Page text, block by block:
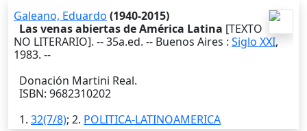
Galeano, Eduardo (1940-2015)
Las venas abiertas de América Latina [TEXTO
NO LITERARIO]. --35a.ed. -- Buenos Aires : Siglo XXI,
1983. --
Donación Martini Real.
ISBN: 9682310202
1. 32(7/8); 2. POLITICA-LATINOAMERICA